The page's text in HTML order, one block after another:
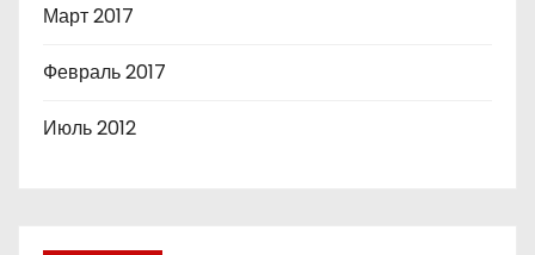
Март 2017
Февраль 2017
Июль 2012